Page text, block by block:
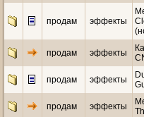
продам эффекты
продам эффекты
продам эффекты
продам эффекты